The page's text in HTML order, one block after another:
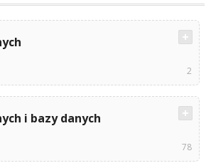
2
i bazy danych
78